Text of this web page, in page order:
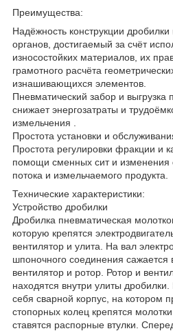
Преимущества:
Надёжность конструкции
органов, достигаемый за счёт
износостойких материалов, их
грамотного расчёта
изнашивающихся элементов.
Пневматический забор и выгрузка
снижает энергозатраты и
измельчения .
Простота установки и
Простота регулировки фракции и
помощи сменных сит и изменения
потока и измельчаемого продукта.
Технические характеристики:
Устройство дробилки
Дробилка пневматическая
которую крепятся
вентилятор и улита. На вал
шпоночного соединения сажается
вентилятор и ротор. Ротор и
находятся внутри улиты
себя сварной корпус, на котором
стопорных колец крепятся
ставятся распорные втулки.